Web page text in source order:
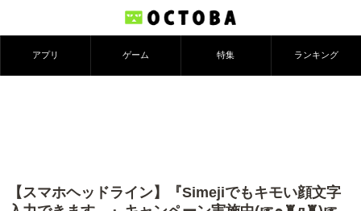
アプリ ゲーム 特集 ランキング
【スマホヘッドライン】『Simejiでもキモい顔文字